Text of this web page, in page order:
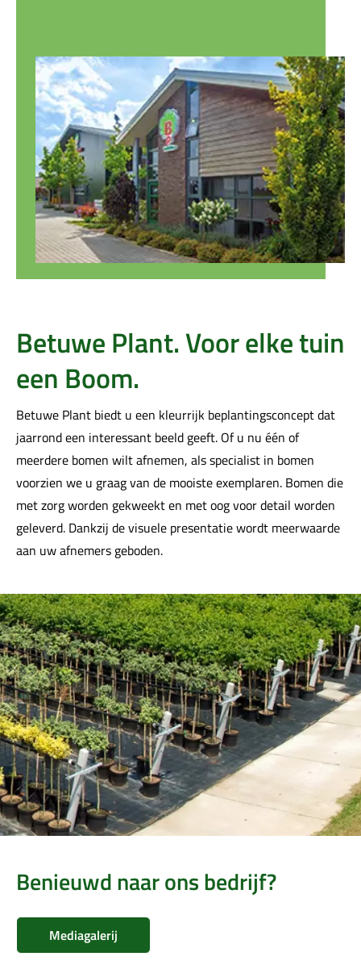
Betuwe Plant. Voor elke tuin
een Boom.
Betuwe Plant biedt u een kleurrijk beplantingsconcept dat
jaarrond een interessant beeld geeft. Of u nu één of
meerdere bomen wilt afnemen, als specialist in bomen
voorzien we u graag van de mooiste exemplaren. Bomen die
met zorg worden gekweekt en met oog voor detail worden
geleverd. Dankzij de visuele presentatie wordt meerwaarde
aan uw afnemers geboden.
Benieuwd naar ons bedrijf?
Mediagalerij